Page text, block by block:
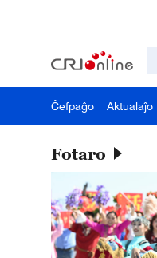
Ĉefpaĝo Aktualaĵo
Fotaro